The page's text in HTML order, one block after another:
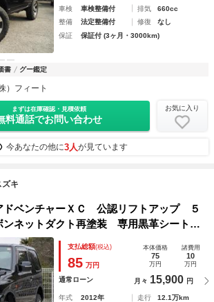
車検
車検整備付 排気
660cc
整備
法定整備付 修復
なし
保証
保証付 (3ヶ月・3000km)
書 グー鑑定
株）フィート
まずは在庫確認・見積依頼
料通話でお問い合わせ
お気に入り
今あなたの他に3人が見ています
ズキ
ベンチャーＸＣ 公認リフトアップ ５
ネットダクト再塗装 専用黒革シート
シートヒーター Ｍ／Ｔタイヤ キー
スキッドガード 取説・保証書／車検整
支払総額(税込)
85 万円
本体価格
75
万円
諸費用
10
万円
通常ローン 月々 15,900 円
年式 2012年 走行
12.1万km